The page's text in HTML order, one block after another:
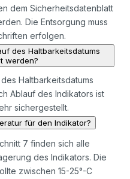
dem Sicherheitsdatenblatt
Die Entsorgung muss
erfolgen.
des Haltbarkeitsdatums
werden?
Haltbarkeitsdatums
Ablauf des Indikators ist
sichergestellt.
für den Indikator?
7 finden sich alle
des Indikators. Die
zwischen 15-25°-C